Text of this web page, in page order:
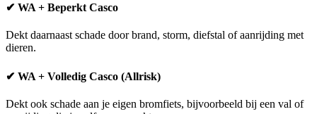
✔ WA + Beperkt Casco
Dekt daarnaast schade door brand, storm, diefstal of aanrijding met
dieren.
✔ WA + Volledig Casco (Allrisk)
Dekt ook schade aan je eigen bromfiets, bijvoorbeeld bij een val of